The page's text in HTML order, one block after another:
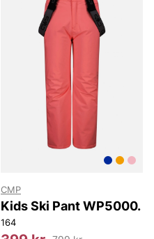
CMP
Kids Ski Pant WP5000.
164